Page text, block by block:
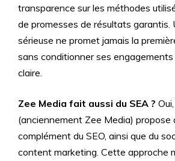
transparence sur les méthodes
de promesses de résultats garantis.
sérieuse ne promet jamais la
sans conditionner ses
claire.
Zee Media fait aussi du SEA ?
(anciennement Zee Media) propose
complément du SEO, ainsi que du
content marketing. Cette approche